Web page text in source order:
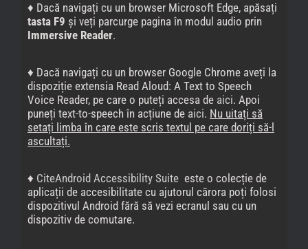
♦ Dacă navigați cu un browser Microsoft Edge, apăsați
tasta F9 și veți parcurge pagina în modul audio prin
Immersive Reader.
♦ Dacă navigați cu un browser Google Chrome aveți la
dispoziție extensia Read Aloud: A Text to Speech
Voice Reader, pe care o puteți accesa de aici. Apoi
puneți text-to-speech în acțiune de aici. Nu uitați să
setați limba în care este scris textul pe care doriți să-l
ascultați.
♦ CiteAndroid Accessibility Suite este o colecție de
aplicații de accesibilitate cu ajutorul cărora poți folosi
dispozitivul Android fără să vezi ecranul sau cu un
dispozitiv de comutare.